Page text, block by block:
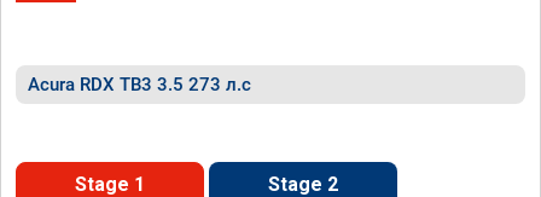
Acura RDX TB3 3.5 273 л.с
Stage 1 Stage 2